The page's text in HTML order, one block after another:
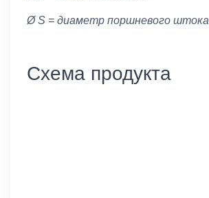
Ø S = диаметр поршневого штока
Схема продукта